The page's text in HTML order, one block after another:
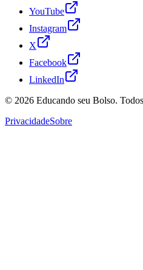
YouTube
Instagram
X
Facebook
LinkedIn
© 2026 Educando seu Bolso.
PrivacidadeSobre